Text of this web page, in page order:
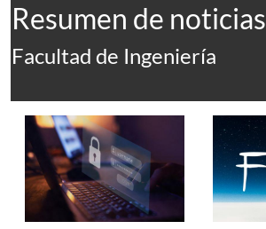
Resumen de noticias
Facultad de Ingeniería